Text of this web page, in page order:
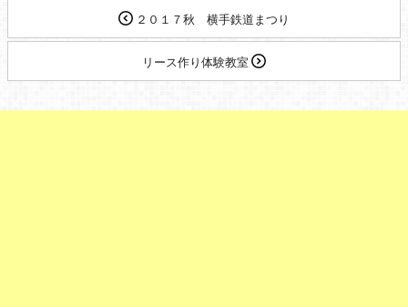
２０１７秋 横手鉄道まつり
リース作り体験教室